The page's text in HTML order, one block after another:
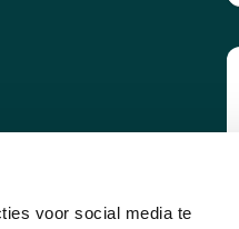
voor social media te